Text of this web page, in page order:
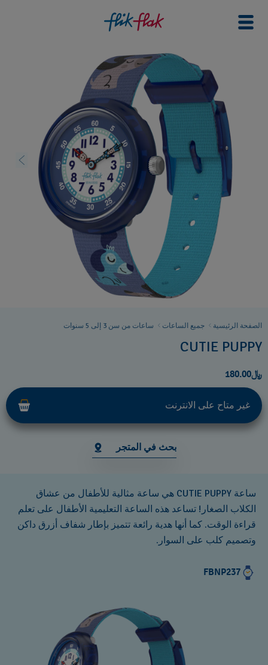
الصفحة الرئيسية جميع الساعات ساعات من سن 3 إلى 5 سنوات
CUTIE PUPPY
﷼180.00
غير متاح على الانترنت
بحث في المتجر
ساعة CUTIE PUPPY هي ساعة مثالية للأطفال من عشاق
الكلاب الصغار! تساعد هذه الساعة التعليمية الأطفال على تعلم
قراءة الوقت. كما أنها هدية رائعة تتميز بإطار شفاف أزرق داكن
وتصميم كلب على السوار.
FBNP237